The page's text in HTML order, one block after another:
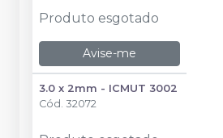
Produto esgotado
Avise-me
3.0 x 2mm - ICMUT 3002
Cód. 32072